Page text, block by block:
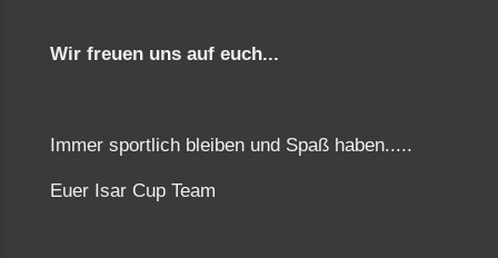
Wir freuen uns auf euch...
Immer sportlich bleiben und Spaß haben.....
Euer Isar Cup Team